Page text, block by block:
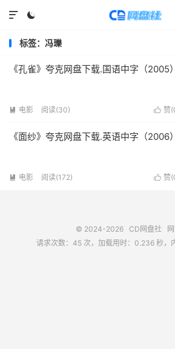


标签：冯瓅
《孔雀》夸克网盘下载.国语中字（2005）
 赞(
 电影 阅读(30)
《面纱》夸克网盘下载.英语中字（2006）
 赞(
 电影 阅读(172)
© 2024-2026 CD网盘社
请求次数：45 次，加载用时：0.236 秒，